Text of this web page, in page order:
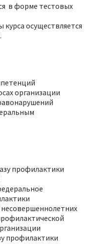
в форме тестовых
осуществляется
организации
профилактики
профилактики